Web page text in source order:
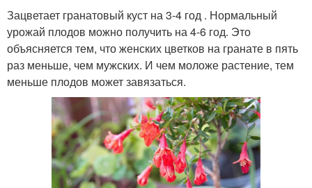
Зацветает гранатовый куст на 3-4 год . Нормальный
урожай плодов можно получить на 4-6 год. Это
объясняется тем, что женских цветков на гранате в пять
раз меньше, чем мужских. И чем моложе растение, тем
меньше плодов может завязаться.